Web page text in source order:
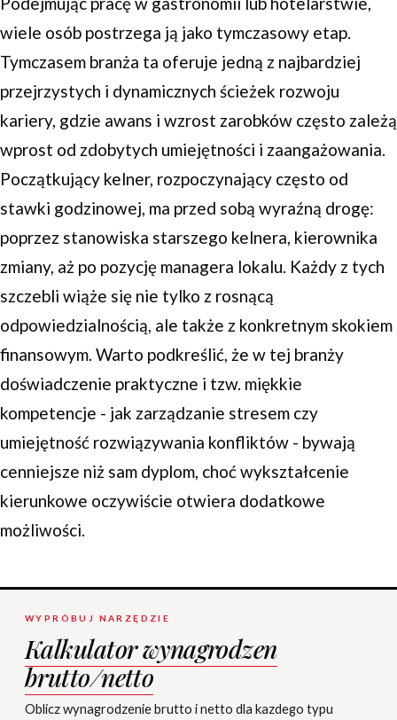
wiele osób postrzega ją jako tymczasowy etap.
Tymczasem branża ta oferuje jedną z najbardziej
przejrzystych i dynamicznych ścieżek rozwoju
kariery, gdzie awans i wzrost zarobków często zależą
wprost od zdobytych umiejętności i zaangażowania.
Początkujący kelner, rozpoczynający często od
stawki godzinowej, ma przed sobą wyraźną drogę:
poprzez stanowiska starszego kelnera, kierownika
zmiany, aż po pozycję managera lokalu. Każdy z tych
szczebli wiąże się nie tylko z rosnącą
odpowiedzialnością, ale także z konkretnym skokiem
finansowym. Warto podkreślić, że w tej branży
doświadczenie praktyczne i tzw. miękkie
kompetencje - jak zarządzanie stresem czy
umiejętność rozwiązywania konfliktów - bywają
cenniejsze niż sam dyplom, choć wykształcenie
kierunkowe oczywiście otwiera dodatkowe
możliwości.
WYPRÓBUJ NARZĘDZIE
Kalkulator wynagrodzen
brutto/netto
Oblicz wynagrodzenie brutto i netto dla kazdego typu